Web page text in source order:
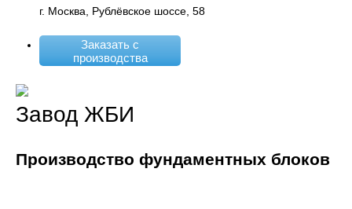
г. Москва, Рублёвское шоссе, 58
Заказать с
производства
Завод ЖБИ
Производство фундаментных блоков